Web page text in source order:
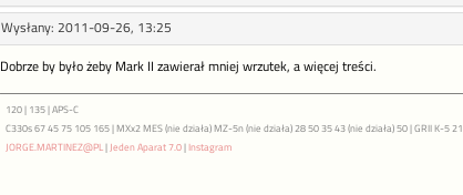
Wysłany: 2011-09-26, 13:25
Dobrze by było żeby Mark II zawierał mniej wrzutek, a więcej treści.
120 | 135 | APS-C
C330s 67 45 75 105 165 | MXx2 MES (nie działa) MZ-5n (nie działa) 28 50 35 43 (nie działa) 50 | GRII K-5 21
JORGE.MARTINEZ@PL | Jeden Aparat 7.0|Instagram